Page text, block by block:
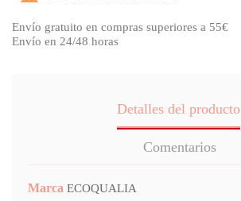
Envío gratuito en compras superiores a 55€
Envío en 24/48 horas
Detalles del producto
Comentarios
Marca ECOQUALIA